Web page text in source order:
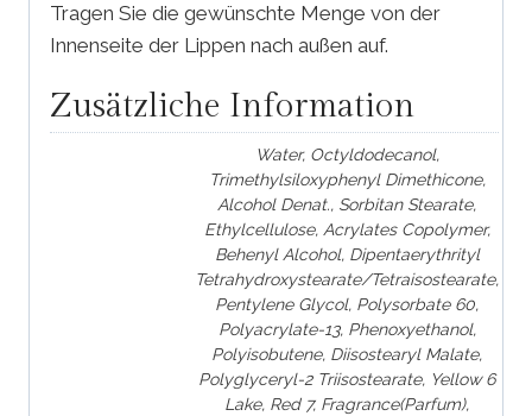
Tragen Sie die gewünschte Menge von der
Innenseite der Lippen nach außen auf.
Zusätzliche Information
Water, Octyldodecanol,
Trimethylsiloxyphenyl Dimethicone,
Alcohol Denat., Sorbitan Stearate,
Ethylcellulose, Acrylates Copolymer,
Behenyl Alcohol, Dipentaerythrityl
Tetrahydroxystearate/Tetraisostearate,
Pentylene Glycol, Polysorbate 60,
Polyacrylate-13, Phenoxyethanol,
Polyisobutene, Diisostearyl Malate,
Polyglyceryl-2 Triisostearate, Yellow 6
Lake, Red 7, Fragrance(Parfum),